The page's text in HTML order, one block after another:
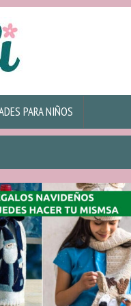
PARA NIÑOS